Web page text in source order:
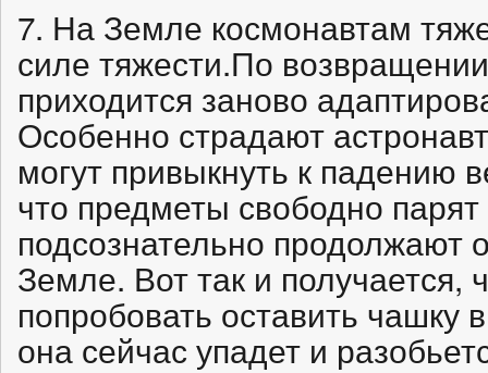
7. На Земле космонавтам
силе тяжести.По
приходится заново
Особенно страдают
могут привыкнуть к падению
что предметы свободно парят
подсознательно продолжают
Земле. Вот так и получается,
попробовать оставить чашку
она сейчас упадет и